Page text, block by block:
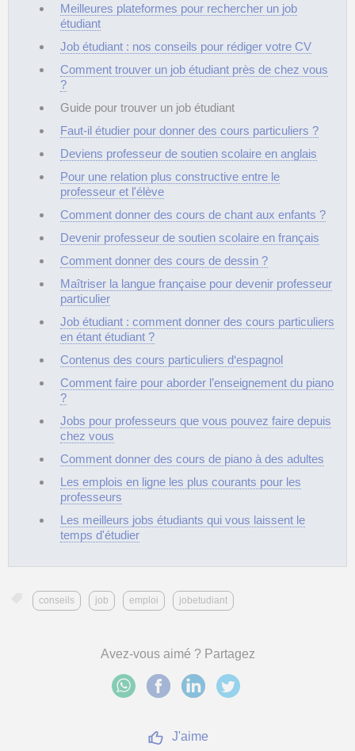
Meilleures plateformes pour rechercher un job
étudiant
Job étudiant : nos conseils pour rédiger votre CV
Comment trouver un job étudiant près de chez vous
?
Guide pour trouver un job étudiant
Faut-il étudier pour donner des cours particuliers ?
Deviens professeur de soutien scolaire en anglais
Pour une relation plus constructive entre le
professeur et l'élève
Comment donner des cours de chant aux enfants ?
Devenir professeur de soutien scolaire en français
Comment donner des cours de dessin ?
Maîtriser la langue française pour devenir professeur
particulier
Job étudiant : comment donner des cours particuliers
en étant étudiant ?
Contenus des cours particuliers d‘espagnol
Comment faire pour aborder l’enseignement du piano
?
Jobs pour professeurs que vous pouvez faire depuis
chez vous
Comment donner des cours de piano à des adultes
Les emplois en ligne les plus courants pour les
professeurs
Les meilleurs jobs étudiants qui vous laissent le
temps d'étudier
conseils job emploi jobetudiant
Avez-vous aimé ? Partagez
J'aime